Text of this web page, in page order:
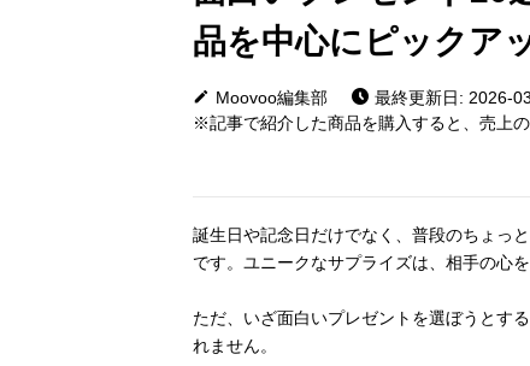
品を中心にピックア
Moovoo編集部
最終更新日: 2026-
※記事で紹介した商品を購入すると、売上
誕生日や記念日だけでなく、普段のちょっ
です。ユニークなサプライズは、相手の心
ただ、いざ面白いプレゼントを選ぼうとす
れません。